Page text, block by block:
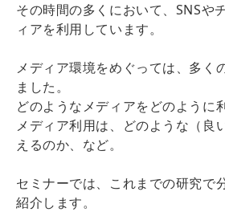
その時間の多くにおいて、SNSや
ィアを利用しています。
メディア環境をめぐっては、多く
ました。
どのようなメディアをどのように
メディア利用は、どのような（良
えるのか、など。
セミナーでは、これまでの研究で
紹介します。